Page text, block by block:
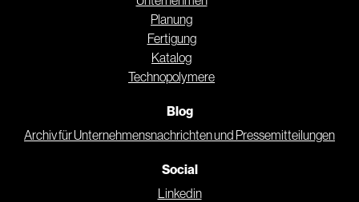
Planung
Fertigung
Katalog
Technopolymere
Blog
Archiv für Unternehmensnachrichten und Pressemitteilungen
Social
Linkedin